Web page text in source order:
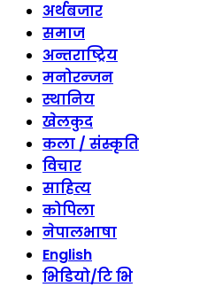
अर्थबजार
समाज
अन्तराष्ट्रिय
मनोरन्जन
स्थानिय
खेलकुद
कला / संस्कृति
विचार
साहित्य
कोपिला
नेपालभाषा
English
भिडियो/टि भि